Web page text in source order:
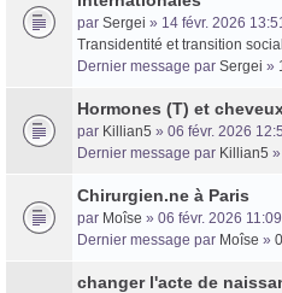
par Sergei » 14 févr. 2026
Transidentité et transition
Dernier message par Sergei »
Hormones (T) et
par Killian5 » 06 févr. 2026
Dernier message par Killian5 »
Chirurgien.ne à Paris
par Moîse » 06 févr. 2026
Dernier message par Moîse »
changer l'acte de